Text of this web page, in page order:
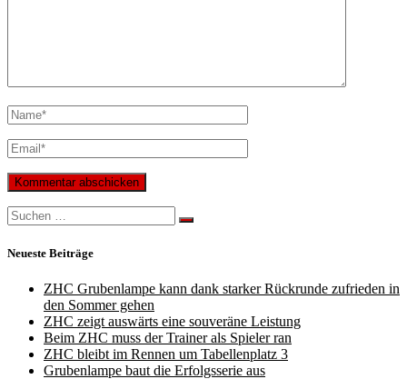
Search
for:
Neueste Beiträge
ZHC Grubenlampe kann dank starker Rückrunde zufrieden in
den Sommer gehen
ZHC zeigt auswärts eine souveräne Leistung
Beim ZHC muss der Trainer als Spieler ran
ZHC bleibt im Rennen um Tabellenplatz 3
Grubenlampe baut die Erfolgsserie aus